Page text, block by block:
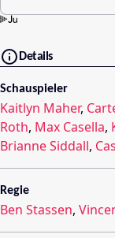
Details
Schauspieler
Kaitlyn Maher,
Roth, Max Casella,
Brianne Siddall,
Regie
Ben Stassen,